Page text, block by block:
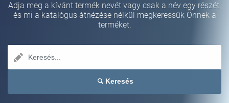
Adja meg a kívánt termék nevét vagy csak a név egy részét,
és mi a katalógus átnézése nélkül megkeressük Önnek a
terméket.
Keresés